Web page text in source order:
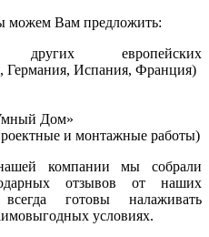
можем Вам предложить:
других европейских
Германия, Испания, Франция)
Дом»
и монтажные работы)
компании мы собрали
отзывов от наших
готовы налаживать
условиях.